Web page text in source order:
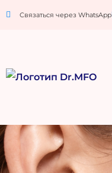
Связаться через WhatsApp